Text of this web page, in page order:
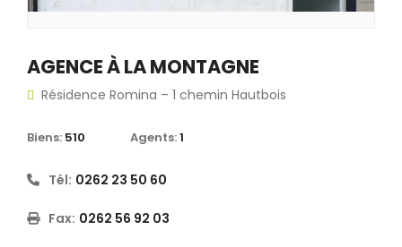
AGENCE À LA MONTAGNE
Résidence Romina – 1 chemin Hautbois
Biens: 510 Agents:1
Tél: 0262 23 50 60
Fax: 0262 56 92 03